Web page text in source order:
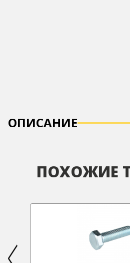
ОПИСАНИЕ
ПОХОЖИЕ